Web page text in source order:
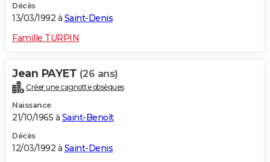
Décès
13/03/1992 à Saint-Denis
Famille TURPIN
Jean PAYET (26 ans)
Créer une cagnotte obsèques
Naissance
21/10/1965 à Saint-Benoît
Décès
12/03/1992 à Saint-Denis